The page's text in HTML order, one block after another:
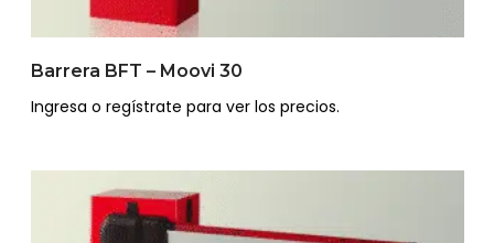
Barrera BFT – Moovi 30
Ingresa o regístrate para ver los precios.